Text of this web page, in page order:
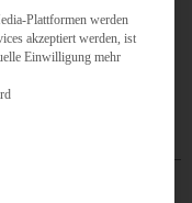
Plattformen werden
akzeptiert werden, ist
Einwilligung mehr